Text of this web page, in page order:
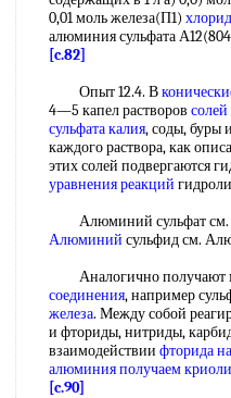
0,01 моль железа(П1)
алюминия сульфата
[c.82]
Опыт 12.4. В
4—5 капел растворов
сульфата калия, соды, буры
каждого раствора, как
этих солей подвергаются
уравнения реакций
Алюминий сульфат см.
Алюминий сульфид см.
Аналогично получают
соединения, например
железа. Между собой
и фториды, нитриды,
взаимодействии фторида
алюминияполучаем
[c.90]